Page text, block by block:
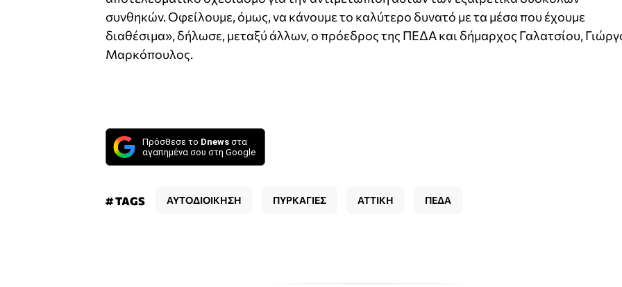
συνθηκών. Οφείλουμε, όμως, να κάνουμε το καλύτερο δυνατό με τα μέσα που έχουμε
διαθέσιμα», δήλωσε, μεταξύ άλλων, ο πρόεδρος της ΠΕΔΑ και δήμαρχος Γαλατσίου,
Μαρκόπουλος.
Πρόσθεσε το Dnews στα
αγαπημένα σου στη Google
# TAGS ΑΥΤΟΔΙΟΙΚΗΣΗ ΠΥΡΚΑΓΙΕΣ ΑΤΤΙΚΗ ΠΕΔΑ